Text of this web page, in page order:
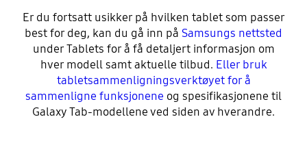
Er du fortsatt usikker på hvilken tablet som passer
best for deg, kan du gå inn på Samsungs nettsted
under Tablets for å få detaljert informasjon om
hver modell samt aktuelle tilbud. Eller bruk
tabletsammenligningsverktøyet for å
sammenligne funksjonene og spesifikasjonene til
Galaxy Tab-modellene ved siden av hverandre.